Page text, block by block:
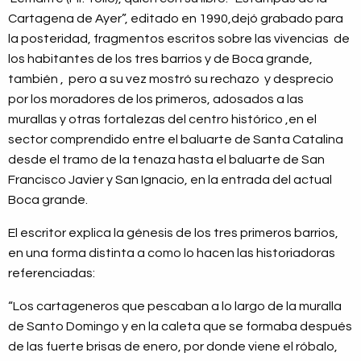
Cartagena de Ayer”, editado en 1990,dejó grabado para
la posteridad, fragmentos escritos sobre las vivencias de
los habitantes de los tres barrios y de Boca grande,
también , pero a su vez mostró su rechazo y desprecio
por los moradores de los primeros, adosados a las
murallas y otras fortalezas del centro histórico ,en el
sector comprendido entre el baluarte de Santa Catalina
desde el tramo de la tenaza hasta el baluarte de San
Francisco Javier y San Ignacio, en la entrada del actual
Boca grande.
El escritor explica la génesis de los tres primeros barrios,
en una forma distinta a como lo hacen las historiadoras
referenciadas:
“Los cartageneros que pescaban a lo largo de la muralla
de Santo Domingo y en la caleta que se formaba después
de las fuerte brisas de enero, por donde viene el róbalo,